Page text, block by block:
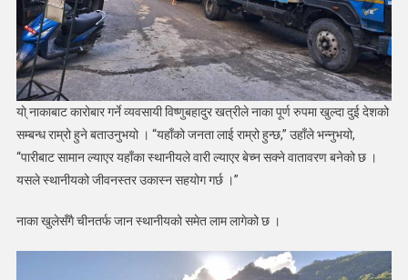
या्े नाकाबाट कारोबार गर्ने व्यवसायी विष्णुबहादुर खत्रीले नाका पूर्ण रुपमा खुल्दा दुई देशको
सम्बन्ध राम्रो हुने बताउनुभयो । “यहाँको जनता लाई राम्रो हुन्छ,” उहाँले भन्नुभयो,
“पारीबाट सामान ल्याएर यहाँका स्थानीयले वारी ल्याएर बेच्न सक्ने वातावरण बनेको छ ।
यसले स्थानीयको जीवनस्तर उकास्न सहयोग गर्छ ।”
नाका खुलेसँगै चीनतर्फ जान स्थानीयको समेत लाम लागेको छ ।